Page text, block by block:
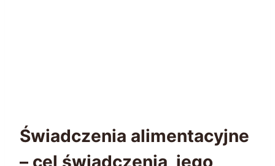
Świadczenia alimentacyjne
– cel świadczenia, jego